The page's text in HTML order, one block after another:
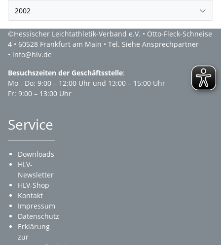
2002
©Hessischer Leichtathletik-Verband e.V. • Otto-Fleck-Schneise
4 • 60528 Frankfurt am Main • Tel. Siehe Ansprechpartner
• info@hlv.de
Besuchszeiten der Geschäftsstelle:
Mo - Do: 9:00 – 12:00 Uhr und 13:00 – 15:00 Uhr
Fr: 9:00 – 13:00 Uhr
Service
Downloads
HLV-
Newsletter
HLV-Shop
Kontakt
Impressum
Datenschutz
Erklärung
zur